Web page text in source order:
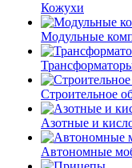
Кожухи
Модульные
Строительное
Азотные и
Автономные